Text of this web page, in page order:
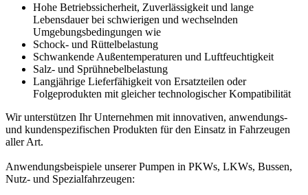
Hohe Betriebssicherheit, Zuverlässigkeit und lange
Lebensdauer bei schwierigen und wechselnden
Umgebungsbedingungen wie
Schock- und Rüttelbelastung
Schwankende Außentemperaturen und Luftfeuchtigkeit
Salz- und Sprühnebelbelastung
Langjährige Lieferfähigkeit von Ersatzteilen oder
Folgeprodukten mit gleicher technologischer Kompatibilität
Wir unterstützen Ihr Unternehmen mit innovativen, anwendungs-
und kundenspezifischen Produkten für den Einsatz in Fahrzeugen
aller Art.
Anwendungsbeispiele unserer Pumpen in PKWs, LKWs, Bussen,
Nutz- und Spezialfahrzeugen: